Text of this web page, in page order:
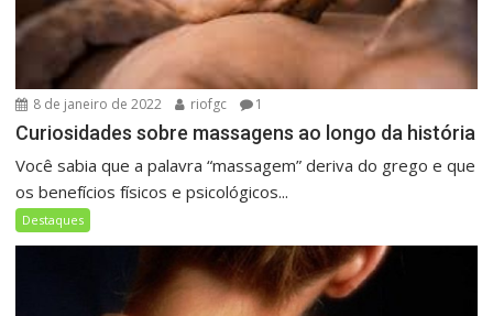
8 de janeiro de 2022 riofgc 1
Curiosidades sobre massagens ao longo da história
Você sabia que a palavra “massagem” deriva do grego e que
os benefícios físicos e psicológicos...
Destaques